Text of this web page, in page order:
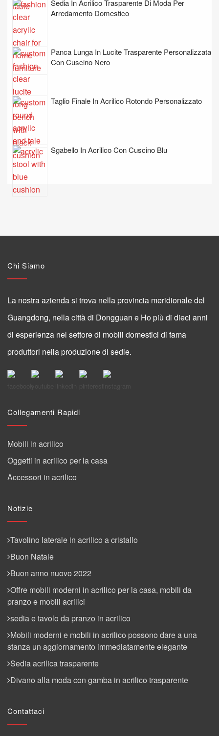
Sedia In Acrilico Trasparente Di Moda Per
Arredamento Domestico
Panca Lunga In Lucite Trasparente Personalizzata
Con Cuscino Nero
Taglio Finale In Acrilico Rotondo Personalizzato
Sgabello In Acrilico Con Cuscino Blu
Chi Siamo
La nostra azienda si trova nella provincia meridionale del
Guangdong, nella città di Dongguan e Ho più di dieci anni
di esperienza nel settore di mobili domestici di fama
produttori nella produzione di sedie.
Collegamenti Rapidi
Mobili in acrilico
Oggetti in acrilico per la casa
Accessori in acrilico
Notizie
Tavolino laterale in acrilico a cristallo
Buon Natale
Buon anno nuovo 2022
Offre mobili moderni in acrilico per la casa, mobili da
pranzo e mobili acrilici
sedia e tavolo da pranzo in acrilico
Mobili moderni e mobili in acrilico possono dare a una
stanza un aggiornamento immediatamente elegante
Sedia acrilica trasparente
Divano alla moda con gamba in acrilico trasparente
Contattaci